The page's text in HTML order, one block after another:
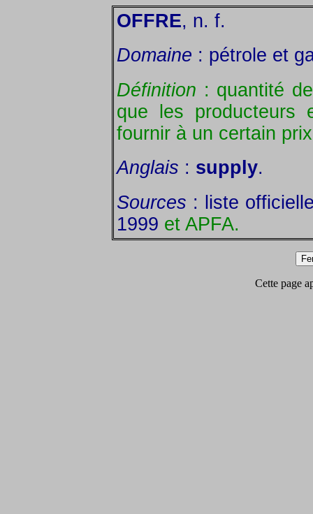
OFFRE, n. f.
Domaine : pétrole et
Définition : quantité
que les producteurs
fournir à un certain
Anglais : supply.
Sources : liste
1999 et APFA.
Cette page